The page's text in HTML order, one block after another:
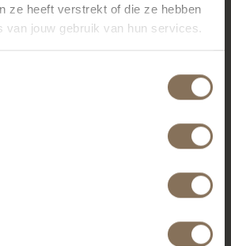
ze heeft verstrekt of die ze hebben
van jouw gebruik van hun services.